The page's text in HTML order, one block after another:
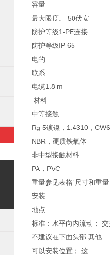
容量
最大限度。 50伏安
防护等级1-PE连接
防护等级IP 65
电的
联系
电缆1.8 m
材料
中等接触
Rg 5镀镍，1.4310，
NBR，硬质铁氧体
非中型接触材料
PA，PVC
重量参见表格“尺寸和重量
安装
地点
标准：水平向内流动； 交
不建议在下面头部 其他
可以安装位置； 这